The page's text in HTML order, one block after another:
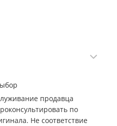
продавца
по
Не соответствие